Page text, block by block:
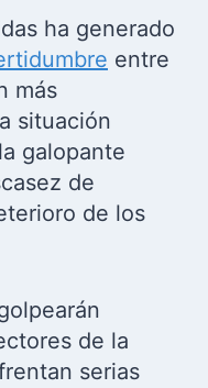
ha generado
entre
más
situación
galopante
de
de los
de la
serias